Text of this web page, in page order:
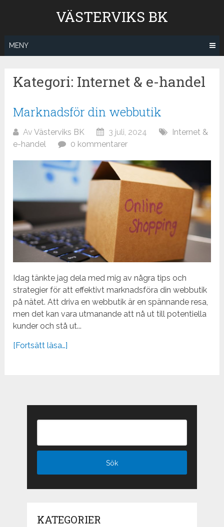
VÄSTERVIKS BK
MENY
Kategori: Internet & e-handel
Marknadsför din webbutik
AvVästerviks BK 3 juli, 2024
Internet &
e-handel
0 kommentarer
Idag tänkte jag dela med mig av några tips och
strategier för att effektivt marknadsföra din webbutik
på nätet. Att driva en webbutik är en spännande resa,
men det kan vara utmanande att nå ut till potentiella
kunder och stå ut...
[Fortsätt läsa…]
KATEGORIER